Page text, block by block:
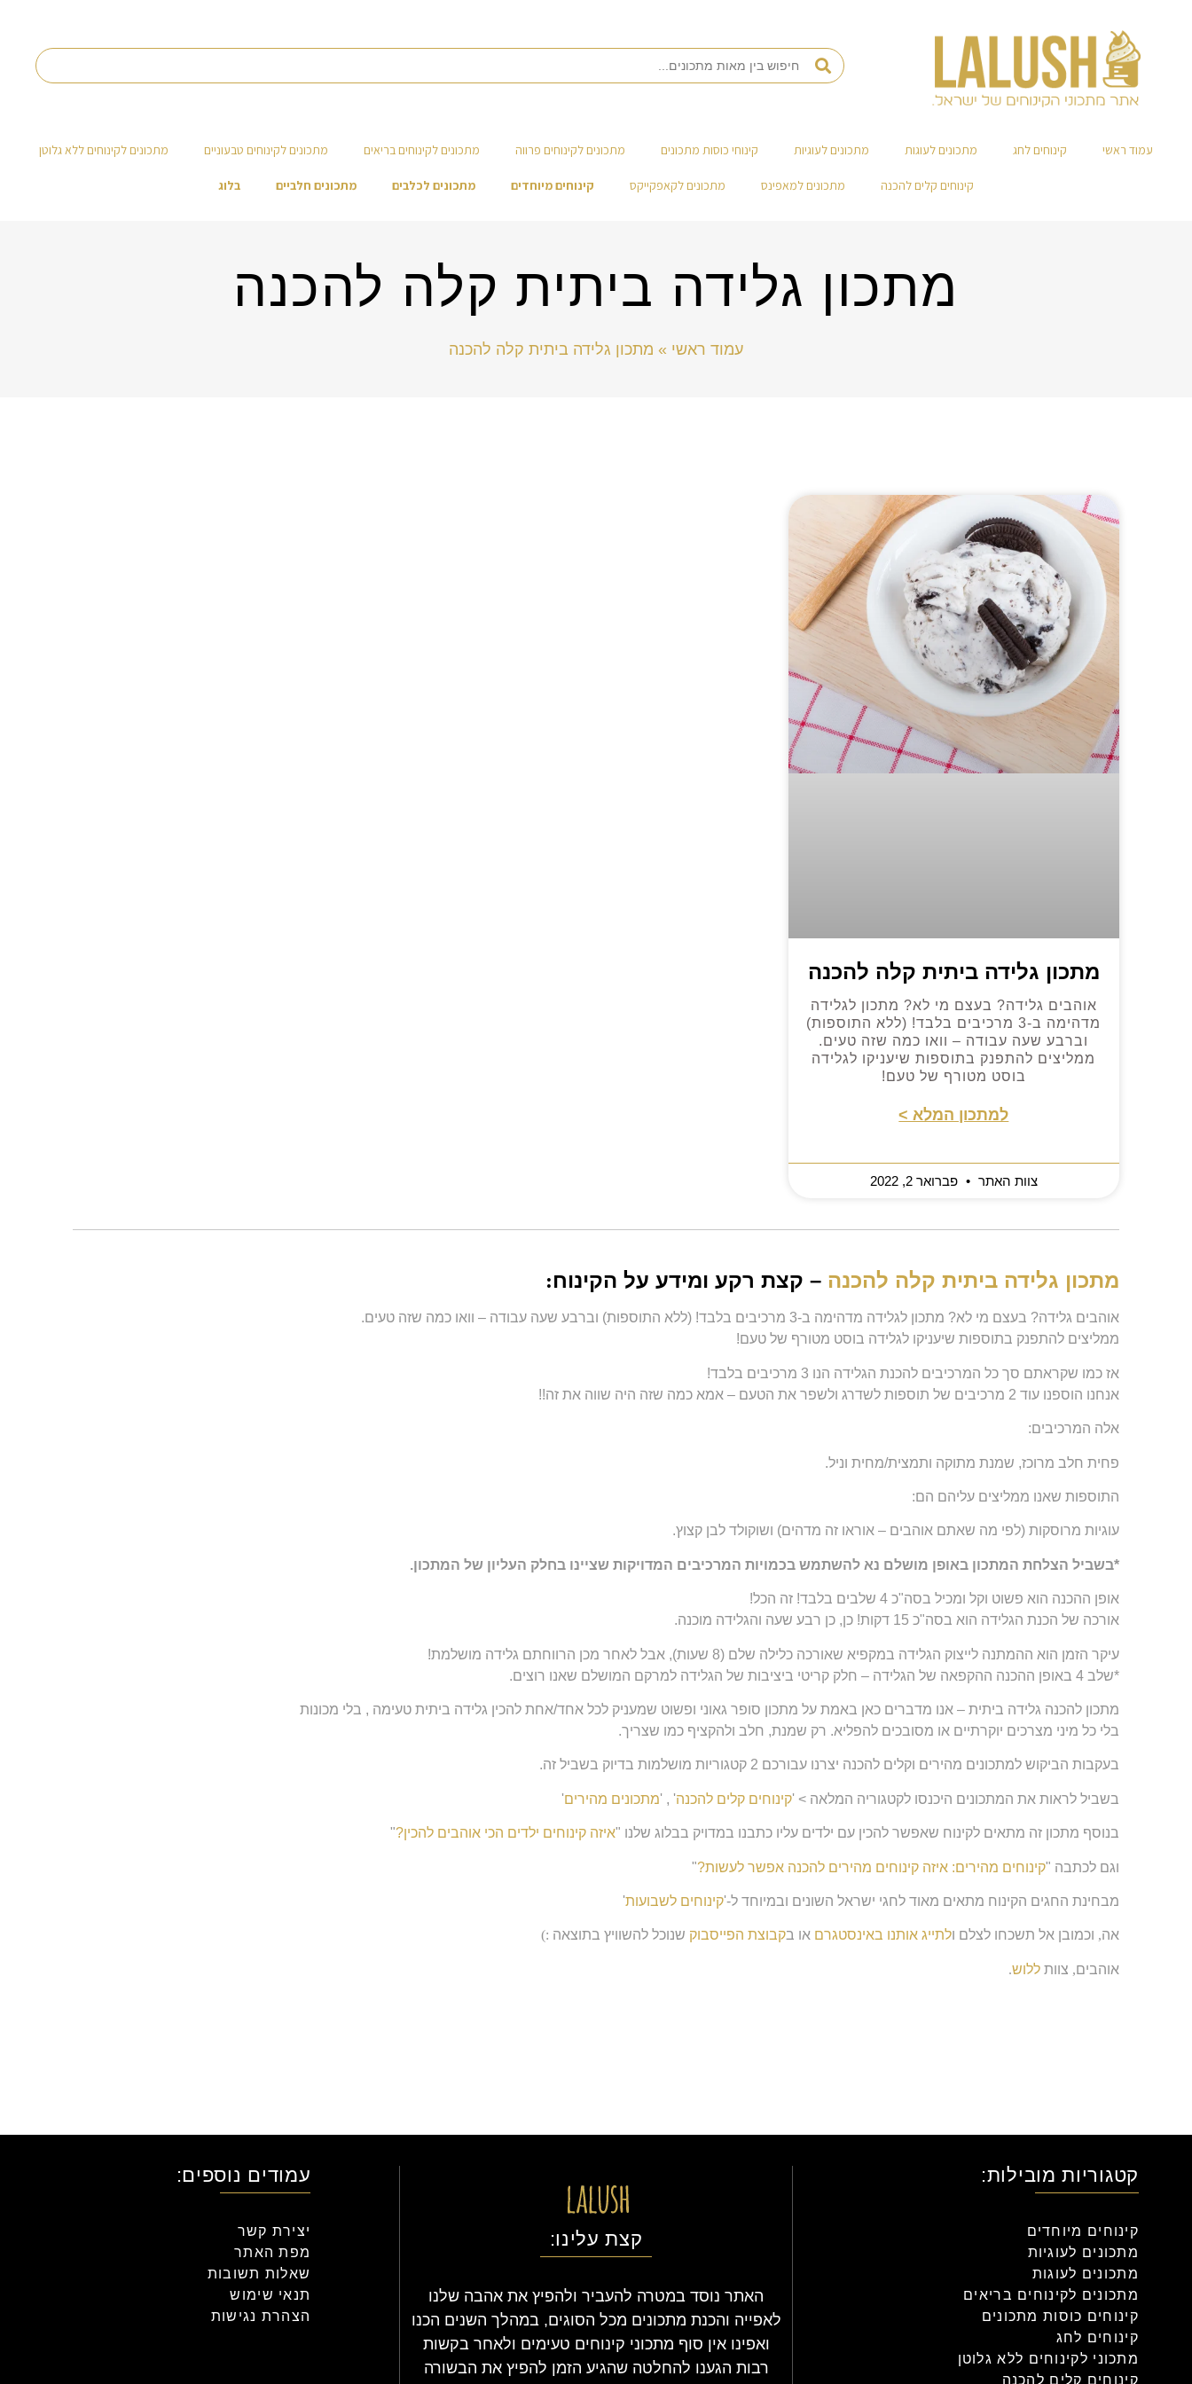
עמוד ראשי קינוחים לחג מתכונים לעוגות מתכונים לעוגיות קינוחי כוסות מתכונים מתכונים לקינוחים פרווה מתכונים לקינוחים בריאים מתכונים לקינוחים טבעוניים מתכונים לקינוחים ללא גלוטן
קינוחים קלים להכנה מתכונים למאפינס מתכונים לקאפקייקס קינוחים מיוחדים מתכונים לכלבים מתכונים חלביים בלוג
מתכון גלידה ביתית קלה להכנה
עמוד ראשי » מתכון גלידה ביתית קלה להכנה
מתכון גלידה ביתית קלה להכנה
אוהבים גלידה? בעצם מי לא? מתכון לגלידה
מדהימה ב-3 מרכיבים בלבד! (ללא התוספות)
וברבע שעה עבודה – וואו כמה שזה טעים.
ממליצים להתפנק בתוספות שיעניקו לגלידה
בוסט מטורף של טעם!
למתכון המלא >
צוות האתר פברואר 2, 2022
מתכון גלידה ביתית קלה להכנה – קצת רקע ומידע על הקינוח:
אוהבים גלידה? בעצם מי לא? מתכון לגלידה מדהימה ב-3 מרכיבים בלבד! (ללא התוספות) וברבע שעה עבודה – וואו כמה שזה טעים.
ממליצים להתפנק בתוספות שיעניקו לגלידה בוסט מטורף של טעם!
אז כמו שקראתם סך כל המרכיבים להכנת הגלידה הנו 3 מרכיבים בלבד!
אנחנו הוספנו עוד 2 מרכיבים של תוספות לשדרג ולשפר את הטעם – אמא כמה שזה היה שווה את זה!!
אלה המרכיבים:
פחית חלב מרוכז, שמנת מתוקה ותמצית/מחית וניל.
התוספות שאנו ממליצים עליהם הם:
עוגיות מרוסקות (לפי מה שאתם אוהבים – אוראו זה מדהים) ושוקולד לבן קצוץ.
*בשביל הצלחת המתכון באופן מושלם נא להשתמש בכמויות המרכיבים המדויקות שציינו בחלק העליון של המתכון.
אופן ההכנה הוא פשוט וקל ומכיל בסה"כ 4 שלבים בלבד! זה הכל!
אורכה של הכנת הגלידה הוא בסה"כ 15 דקות! כן, כן רבע שעה והגלידה מוכנה.
עיקר הזמן הוא ההמתנה לייצוק הגלידה במקפיא שאורכה כלילה שלם (8 שעות), אבל לאחר מכן הרווחתם גלידה מושלמת!
*שלב 4 באופן ההכנה ההקפאה של הגלידה – חלק קריטי ביציבות של הגלידה למרקם המושלם שאנו רוצים.
מתכון להכנה גלידה ביתית – אנו מדברים כאן באמת על מתכון סופר גאוני ופשוט שמעניק לכל אחד/אחת להכין גלידה ביתית טעימה , בלי מכונות
בלי כל מיני מצרכים יוקרתיים או מסובכים להפליא. רק שמנת, חלב ולהקציף כמו שצריך.
בעקבות הביקוש למתכונים מהירים וקלים להכנה יצרנו עבורכם 2 קטגוריות מושלמות בדיוק בשביל זה.
בשביל לראות את המתכונים היכנסו לקטגוריה המלאה > 'קינוחים קלים להכנה' , 'מתכונים מהירים'
בנוסף מתכון זה מתאים לקינוח שאפשר להכין עם ילדים עליו כתבנו במדויק בבלוג שלנו "איזה קינוחים ילדים הכי אוהבים להכין?"
וגם לכתבה "קינוחים מהירים: איזה קינוחים מהירים להכנה אפשר לעשות?"
מבחינת החגים הקינוח מתאים מאוד לחגי ישראל השונים ובמיוחד ל-'קינוחים לשבועות'
אה, וכמובן אל תשכחו לצלם ולתייג אותנו באינסטגרם או בקבוצת הפייסבוק שנוכל להשוויץ בתוצאה :)
אוהבים, צוות ללוש.
קטגוריות מובילות:
קינוחים מיוחדים
מתכונים לעוגיות
מתכונים לעוגות
מתכונים לקינוחים בריאים
קינוחים כוסות מתכונים
קינוחים לחג
מתכוני לקינוחים ללא גלוטן
קינוחים קלים להכנה
קצת עלינו:
האתר נוסד במטרה להעביר ולהפיץ את אהבה שלנו
לאפייה והכנת מתכונים מכל הסוגים, במהלך השנים הכנו
ואפינו אין סוף מתכוני קינוחים טעימים ולאחר בקשות
רבות הגענו להחלטה שהגיע הזמן להפיץ את הבשורה
עמודים נוספים:
יצירת קשר
מפת האתר
שאלות תשובות
תנאי שימוש
הצהרת נגישות